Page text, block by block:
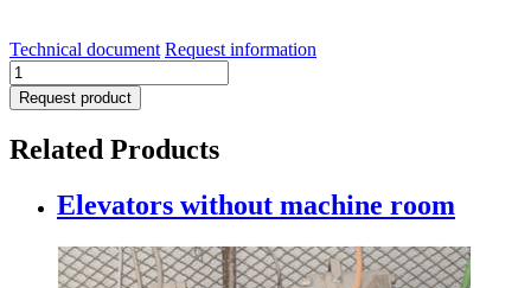
Technical document Request information
Guides
solutions
quantity
Request product
Related Products
Elevators without machine room